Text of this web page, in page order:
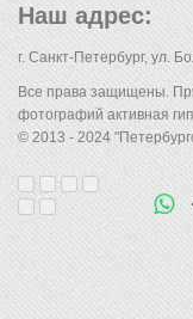
Наш адрес:
г. Санкт-Петербург, ул.
Все права защищены.
фотографий активная
© 2013 - 2024